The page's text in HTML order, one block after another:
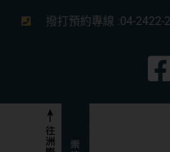
撥打預約專線 :04-2422-